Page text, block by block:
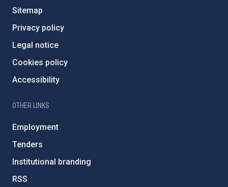
Sitemap
Privacy policy
Legal notice
Cookies policy
Accessibility
OTHER LINKS
Employment
Tenders
Institutional branding
RSS